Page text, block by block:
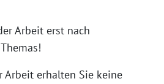
Arbeit erst nach
Arbeit erhalten Sie keine